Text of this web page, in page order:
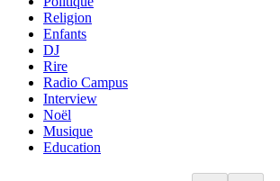
Religion
Enfants
DJ
Rire
Radio Campus
Interview
Noël
Musique
Education